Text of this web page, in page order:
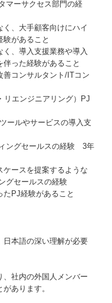
マーサクセス部門の経
く、大手顧客向けにハイ
験があること
く、導入支援業務や導入
った経験があること
善コンサルタント/ITコン
リエンジニアリング）PJ
ールやサービスの導入支
ングセールスの経験 3年
ケースを提案するような
グセールスの経験
たPJ経験があること
日本語の深い理解が必要
社内の外国人メンバー
あります。